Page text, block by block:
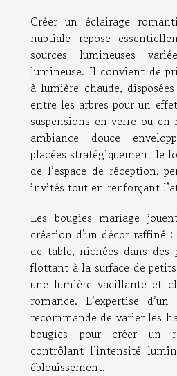
Créer un éclairage
nuptiale repose
sources lumineuses
lumineuse. Il convient de
à lumière chaude,
entre les arbres pour un
suspensions en verre ou
ambiance douce
placées stratégiquement le
de l’espace de réception,
invités tout en renforçant
Les bougies mariage
création d’un décor raffiné
de table, nichées dans des
flottant à la surface de
une lumière vacillante et
romance. L’expertise
recommande de varier les
bougies pour créer un
contrôlant l’intensité
éblouissement.